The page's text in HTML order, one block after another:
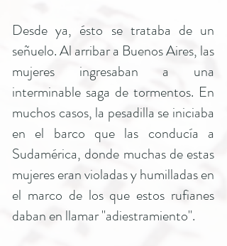
Desde ya, ésto se trataba de un
señuelo. Al arribar a Buenos Aires, las
mujeres ingresaban a una
interminable saga de tormentos. En
muchos casos, la pesadilla se iniciaba
en el barco que las conducía a
Sudamérica, donde muchas de estas
mujeres eran violadas y humilladas en
el marco de los que estos rufianes
daban en llamar "adiestramiento".